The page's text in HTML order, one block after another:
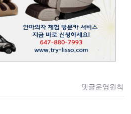
댓글운영원칙